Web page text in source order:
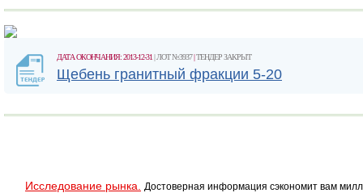
ДАТА ОКОНЧАНИЯ: 2013-12-31 | ЛОТ №3937|ТЕНДЕР ЗАКРЫТ
Щебень гранитный фракции 5-20
Исследование рынка.
Достоверная информация сэкономит вам